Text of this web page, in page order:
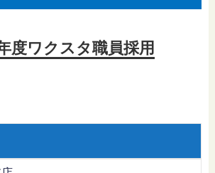
度ワクスタ職員採用